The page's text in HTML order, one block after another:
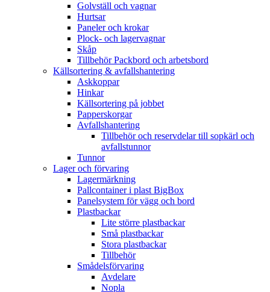
Golvställ och vagnar
Hurtsar
Paneler och krokar
Plock- och lagervagnar
Skåp
Tillbehör Packbord och arbetsbord
Källsortering & avfallshantering
Askkoppar
Hinkar
Källsortering på jobbet
Papperskorgar
Avfallshantering
Tillbehör och reservdelar till sopkärl och
avfallstunnor
Tunnor
Lager och förvaring
Lagermärkning
Pallcontainer i plast BigBox
Panelsystem för vägg och bord
Plastbackar
Lite större plastbackar
Små plastbackar
Stora plastbackar
Tillbehör
Smådelsförvaring
Avdelare
Nopla